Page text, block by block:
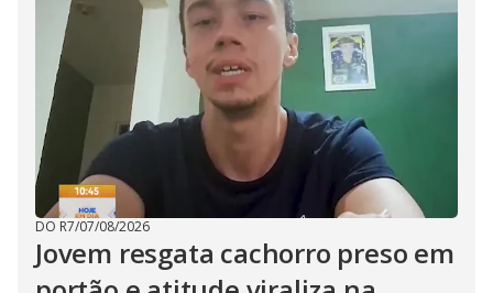
DO R7/07/08/2026
Jovem resgata cachorro preso em